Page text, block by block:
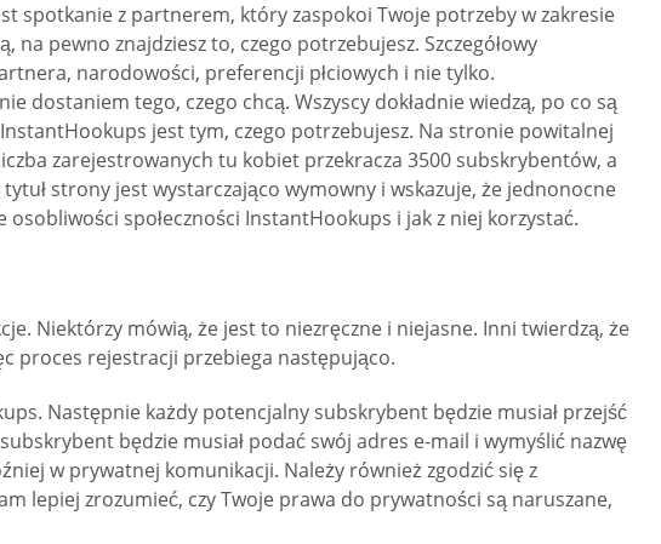
spotkanie z partnerem, który zaspokoi Twoje potrzeby w zakresie
pewno znajdziesz to, czego potrzebujesz. Szczegółowy
narodowości, preferencji płciowych i nie tylko.
dostaniem tego, czego chcą. Wszyscy dokładnie wiedzą, po co są
jest tym, czego potrzebujesz. Na stronie powitalnej
zarejestrowanych tu kobiet przekracza 3500 subskrybentów, a
strony jest wystarczająco wymowny i wskazuje, że jednonocne
społeczności InstantHookups i jak z niej korzystać.
Niektórzy mówią, że jest to niezręczne i niejasne. Inni twierdzą, że
proces rejestracji przebiega następująco.
Następnie każdy potencjalny subskrybent będzie musiał przejść
będzie musiał podać swój adres e-mail i wymyślić nazwę
w prywatnej komunikacji. Należy również zgodzić się z
lepiej zrozumieć, czy Twoje prawa do prywatności są naruszane,